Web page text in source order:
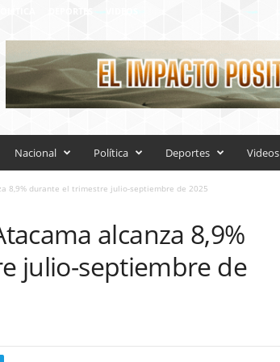
Nacional Política Deportes Videos
8,9% durante el trimestre julio-septiembre de 2025
alcanza 8,9%
julio-septiembre de